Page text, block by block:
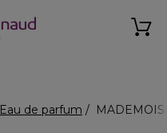
Eau de parfum